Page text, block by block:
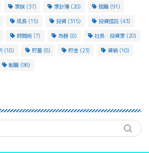
家族 (37) 家計簿 (20) 就職 (91)
成長 (15) 投資 (315) 投資信託 (43)
時間術 (7) 為替 (8) 社長・投資家 (20)
(18) 貯蓄 (8) 貯金 (23) 資格(10)
転職 (96)